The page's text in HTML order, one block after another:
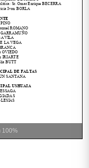
100%